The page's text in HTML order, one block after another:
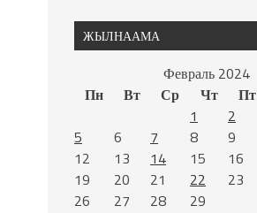
ЖЫЛНААМА
Февраль 2024
Пн
Вт Ср Чт Пт
1
2
5
6 7 8 9
12
13 14 15 16
19
20 21 22 23
26
27 28
29